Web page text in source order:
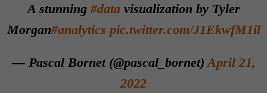
A stunning #datavisualization by Tyler
Morgan#analytics pic.twitter.com/J1EkwfM1il
— Pascal Bornet (@pascal_bornet)April 21,
2022